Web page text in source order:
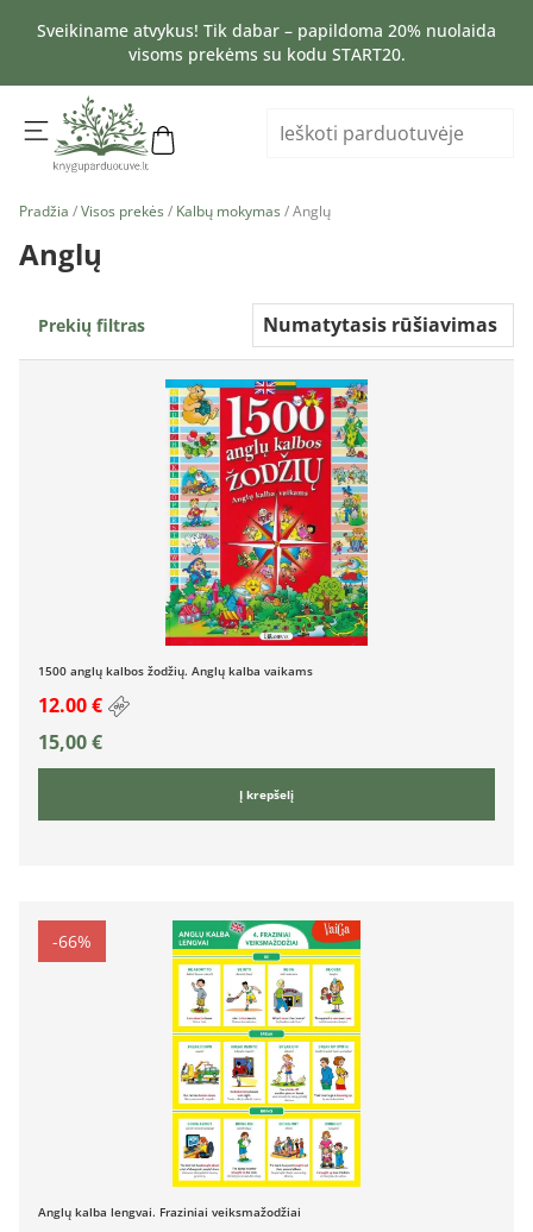
Sveikiname atvykus! Tik dabar – papildoma 20% nuolaida
visoms prekėms su kodu START20.
Pradžia /Visos prekės / Kalbų mokymas / Anglų
Anglų
Prekių filtras
1500 anglų kalbos žodžių. Anglų kalba vaikams
12.00 €
15,00€
Į krepšelį
-66%
Anglų kalba lengvai. Fraziniai veiksmažodžiai